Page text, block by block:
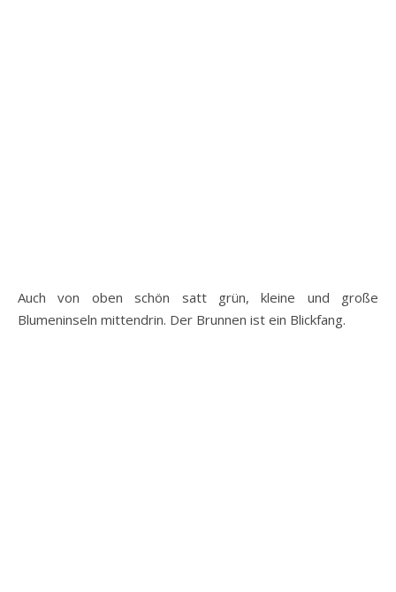
Auch von oben schön satt grün, kleine und große
Blumeninseln mittendrin. Der Brunnen ist ein Blickfang.